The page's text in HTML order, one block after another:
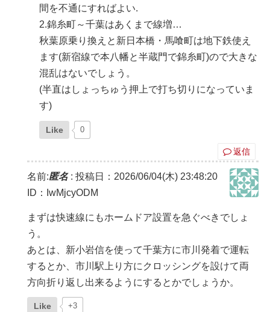
間を不通にすればよい.
2.錦糸町～千葉はあくまで線増…
秋葉原乗り換えと新日本橋・馬喰町は地下鉄使え
ます(新宿線で本八幡と半蔵門で錦糸町)ので大きな
混乱はないでしょう。
(半直はしょっちゅう押上で打ち切りになっていま
す)
Like 0
返信
名前:匿名: 投稿日：2026/06/04(木) 23:48:20
ID：IwMjcyODM
まずは快速線にもホームドア設置を急ぐべきでしょ
う。
あとは、新小岩信を使って千葉方に市川発着で運転
するとか、市川駅上り方にクロッシングを設けて両
方向折り返し出来るようにするとかでしょうか。
Like +3